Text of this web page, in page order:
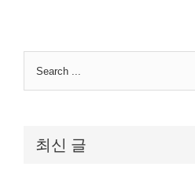
Search
최신 글